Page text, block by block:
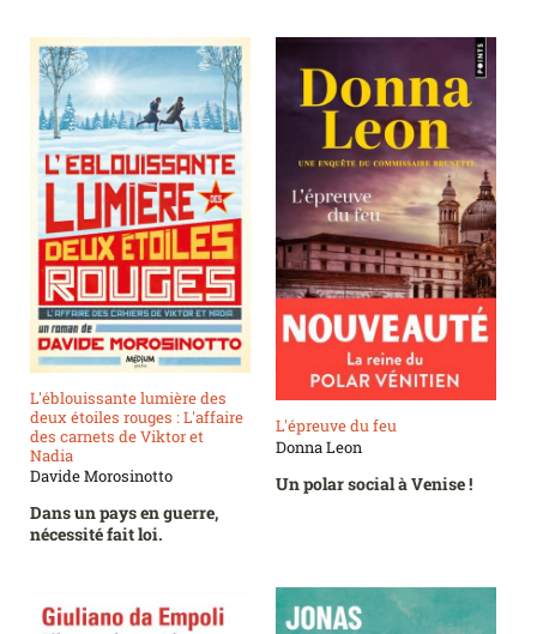
L'éblouissante lumière des
deux étoiles rouges : L'affaire
des carnets de Viktor et
Nadia
Davide Morosinotto
Dans un pays en guerre,
nécessité fait loi.
L'épreuve du feu
Donna Leon
Un polar social à Venise !